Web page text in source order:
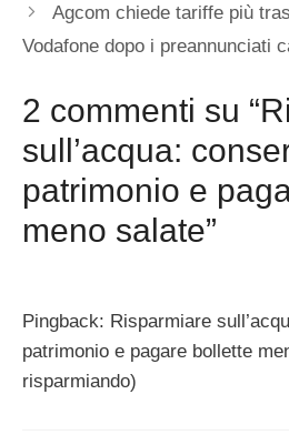
Agcom chiede tariffe più
Vodafone dopo i preannunciati
2 commenti su
sull’acqua:
patrimonio e
meno salate”
Pingback: Risparmiare
patrimonio e pagare bollette
risparmiando)